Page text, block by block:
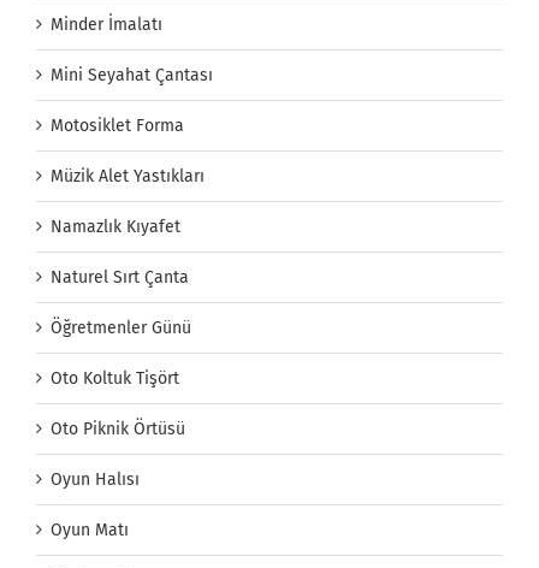
Minder İmalatı
Mini Seyahat Çantası
Motosiklet Forma
Müzik Alet Yastıkları
Namazlık Kıyafet
Naturel Sırt Çanta
Öğretmenler Günü
Oto Koltuk Tişört
Oto Piknik Örtüsü
Oyun Halısı
Oyun Matı